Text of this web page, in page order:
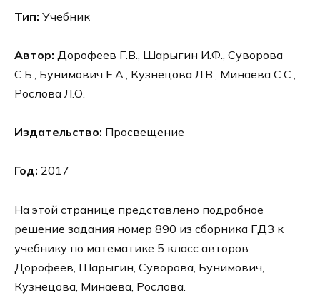
Тип: Учебник
Автор: Дорофеев Г.В., Шарыгин И.Ф., Суворова
С.Б., Бунимович Е.А., Кузнецова Л.В., Минаева С.С.,
Рослова Л.О.
Издательство: Просвещение
Год: 2017
На этой странице представлено подробное
решение задания номер 890 из сборника ГДЗ к
учебнику по математике 5 класс авторов
Дорофеев, Шарыгин, Суворова, Бунимович,
Кузнецова, Минаева, Рослова.